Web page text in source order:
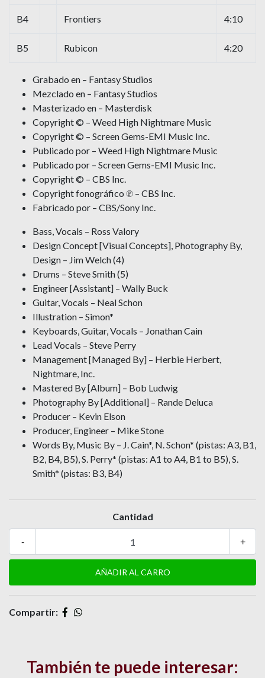
B4 Frontiers 4:10
B5 Rubicon 4:20
Grabado en – Fantasy Studios
Mezclado en – Fantasy Studios
Masterizado en – Masterdisk
Copyright © – Weed High Nightmare Music
Copyright © – Screen Gems-EMI Music Inc.
Publicado por – Weed High Nightmare Music
Publicado por – Screen Gems-EMI Music Inc.
Copyright © – CBS Inc.
Copyright fonográfico ℗ – CBS Inc.
Fabricado por – CBS/Sony Inc.
Bass, Vocals – Ross Valory
Design Concept [Visual Concepts], Photography By,
Design – Jim Welch (4)
Drums – Steve Smith (5)
Engineer [Assistant] – Wally Buck
Guitar, Vocals – Neal Schon
Illustration – Simon*
Keyboards, Guitar, Vocals – Jonathan Cain
Lead Vocals – Steve Perry
Management [Managed By] – Herbie Herbert,
Nightmare, Inc.
Mastered By [Album] – Bob Ludwig
Photography By [Additional] – Rande Deluca
Producer – Kevin Elson
Producer, Engineer – Mike Stone
Words By, Music By – J. Cain*, N. Schon* (pistas: A3, B1,
B2, B4, B5), S. Perry* (pistas: A1 to A4, B1 to B5), S.
Smith* (pistas: B3, B4)
Cantidad
+
-
Compartir:
También te puede interesar: